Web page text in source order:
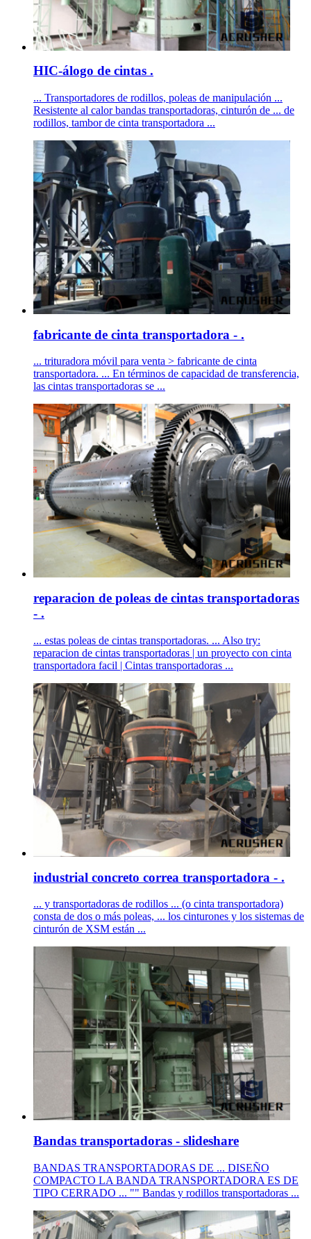
HIC-álogo de cintas .
... Transportadores de rodillos, poleas de manipulación ...
Resistente al calor bandas transportadoras, cinturón de ... de
rodillos, tambor de cinta transportadora ...
fabricante de cinta transportadora - .
... trituradora móvil para venta > fabricante de cinta
transportadora. ... En términos de capacidad de transferencia,
las cintas transportadoras se ...
reparacion de poleas de cintas transportadoras
- .
... estas poleas de cintas transportadoras. ... Also try:
reparacion de cintas transportadoras | un proyecto con cinta
transportadora facil | Cintas transportadoras ...
industrial concreto correa transportadora - .
... y transportadoras de rodillos ... (o cinta transportadora)
consta de dos o más poleas, ... los cinturones y los sistemas de
cinturón de XSM están ...
Bandas transportadoras - slideshare
BANDAS TRANSPORTADORAS DE ... DISEÑO
COMPACTO LA BANDA TRANSPORTADORA ES DE
TIPO CERRADO ... "" Bandas y rodillos transportadoras ...